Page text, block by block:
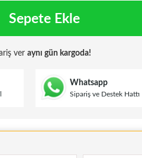
Sepete Ekle
ver aynı gün kargoda!
Whatsapp
Sipariş ve Destek Hattı